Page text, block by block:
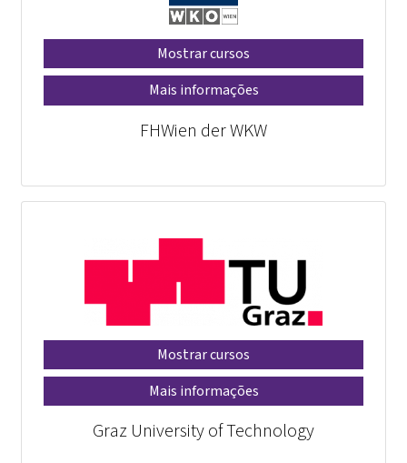
Mostrar cursos
Mais informações
FHWien der WKW
Mostrar cursos
Mais informações
Graz University of Technology